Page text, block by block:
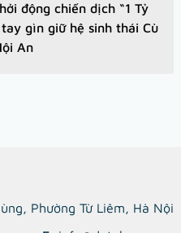
động chiến dịch “1 Tỷ
tay gìn giữ hệ sinh thái Cù
An
Phường Từ Liêm, Hà Nội